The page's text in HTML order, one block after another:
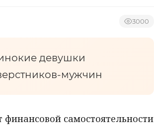
3000
девушки
мужчин
самостоятельности